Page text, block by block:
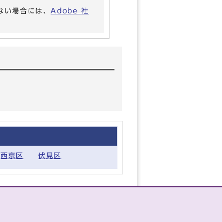
い場合には、Adobe 社
西京区 伏見区